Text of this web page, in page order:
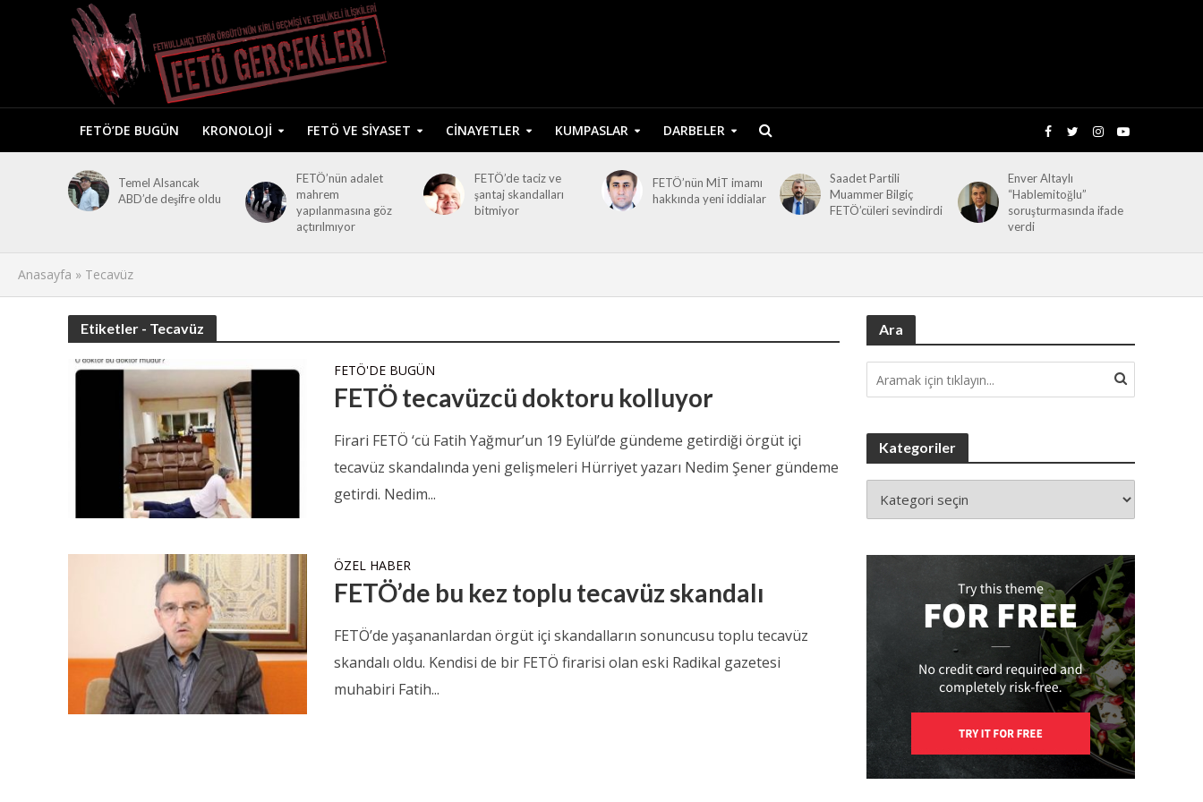
FETÖ’DE BUGÜN KRONOLOJI FETÖ VE SIYASET CINAYETLER KUMPASLAR DARBELER
Temel Alsancak
ABD’de deşifre oldu
FETÖ’nün adalet
mahrem
yapılanmasına göz
açtırılmıyor
FETÖ’de taciz ve
şantaj skandalları
bitmiyor
FETÖ’nün MİT imamı
hakkında yeni iddialar
Saadet Partili
Muammer Bilgiç
FETÖ’cüleri sevindirdi
Enver Altaylı
“Hablemitoğlu”
soruşturmasında ifade
verdi
Anasayfa » Tecavüz
Etiketler - Tecavüz
FETÖ'DE BUGÜN
FETÖ tecavüzcü doktoru kolluyor
Firari FETÖ ‘cü Fatih Yağmur’un 19 Eylül’de gündeme getirdiği örgüt içi
tecavüz skandalında yeni gelişmeleri Hürriyet yazarı Nedim Şener gündeme
getirdi. Nedim...
ÖZEL HABER
FETÖ’de bu kez toplu tecavüz skandalı
FETÖ’de yaşananlardan örgüt içi skandalların sonuncusu toplu tecavüz
skandalı oldu. Kendisi de bir FETÖ firarisi olan eski Radikal gazetesi
muhabiri Fatih...
Ara
Kategoriler